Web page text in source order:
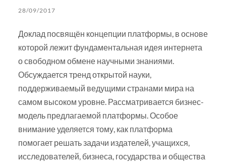
28/09/2017
Доклад посвящён концепции платформы, в основе
которой лежит фундаментальная идея интернета
о свободном обмене научными знаниями.
Обсуждается тренд открытой науки,
поддерживаемый ведущими странами мира на
самом высоком уровне. Рассматривается бизнес-
модель предлагаемой платформы. Особое
внимание уделяется тому, как платформа
помогает решать задачи издателей, учащихся,
исследователей, бизнеса, государства и общества